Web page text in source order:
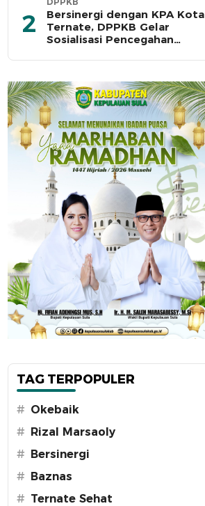
2
Bersinergi dengan KPA Kota
Ternate, DPPKB Gelar
Sosialisasi Pencegahan
TAG TERPOPULER
# Okebaik
# Rizal Marsaoly
# Bersinergi
# Baznas
# Ternate Sehat